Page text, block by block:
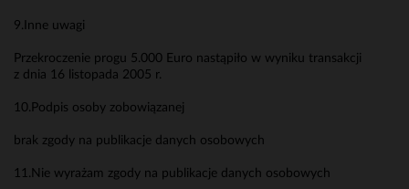
9.Inne uwagi
Przekroczenie progu 5.000 Euro nastąpiło w wyniku transakcji
z dnia 16 listopada 2005 r.
10.Podpis osoby zobowiązanej
brak zgody na publikacje danych osobowych
11.Nie wyrażam zgody na publikacje danych osobowych